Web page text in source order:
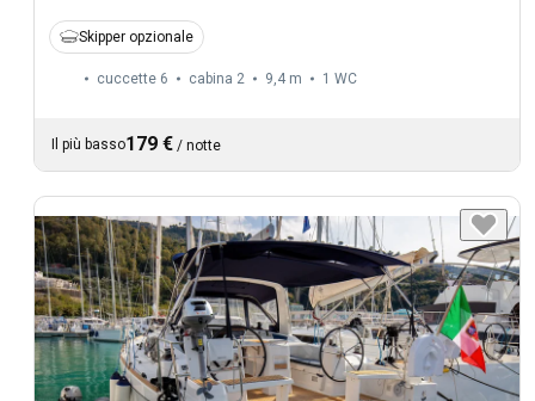
Skipper opzionale
cuccette 6 cabina 2 9,4 m 1 WC
Il più basso179 € / notte